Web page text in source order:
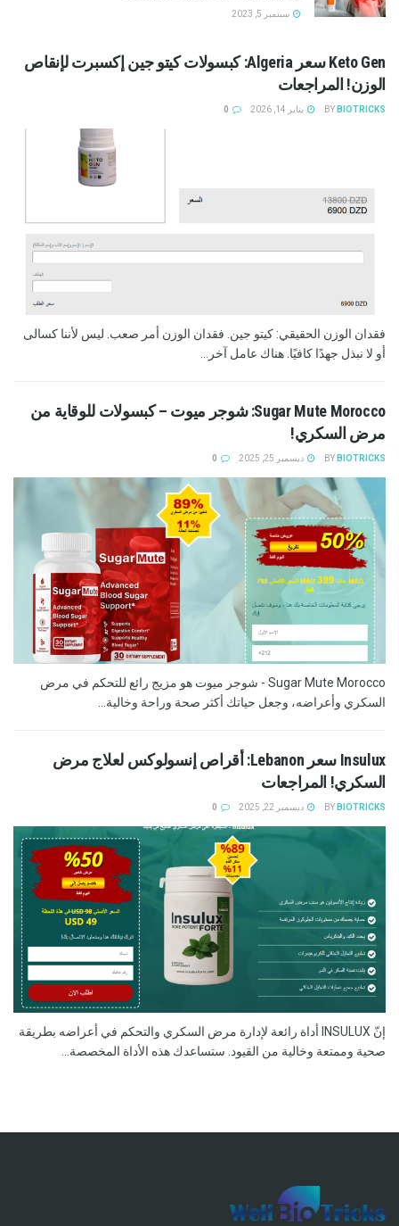
سبتمبر 5, 2023
Keto Gen سعر Algeria: كبسولات كيتو جين إكسبرت لإنقاص
الوزن! المراجعات
BY BIOTRICKS يناير 14, 2026
فقدان الوزن الحقيقي: كيتو جين. فقدان الوزن أمر صعب. ليس لأننا كسالى
أو لا نبذل جهدًا كافيًا. هناك عامل آخر...
Sugar Mute Morocco: شوجر ميوت – كبسولات للوقاية من
مرض السكري!
BY BIOTRICKS ديسمبر 25, 2025
Sugar Mute Morocco - شوجر ميوت هو مزيج رائع للتحكم في مرض
السكري وأعراضه، وجعل حياتك أكثر صحة وراحة وخالية...
Insulux سعر Lebanon: أقراص إنسولوكس لعلاج مرض
السكري! المراجعات
BY BIOTRICKS ديسمبر 22, 2025
إنّ INSULUX أداة رائعة لإدارة مرض السكري والتحكم في أعراضه بطريقة
صحية وممتعة وخالية من القيود. ستساعدك هذه الأداة المخصصة...